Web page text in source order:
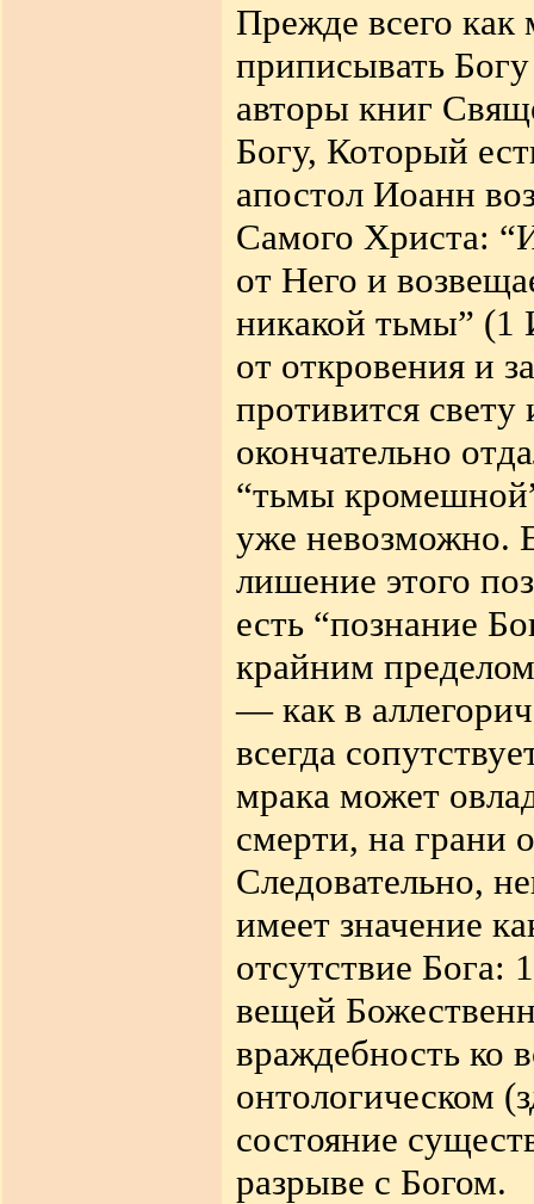
Прежде всего как
приписывать Богу
авторы книг
Богу, Который
апостол Иоанн
Самого Христа:
от Него и
никакой тьмы” (1
от откровения и
противится свету
окончательно
“тьмы
уже невозможно.
лишение этого
есть “познание
крайним
— как в
всегда
мрака может
смерти, на грани
Следовательно,
имеет значение
отсутствие Бога:
вещей
враждебность ко
онтологическом
состояние
разрыве с Богом.